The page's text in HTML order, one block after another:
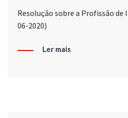
Resolução sobre a Profissão de
06-2020)
Ler mais